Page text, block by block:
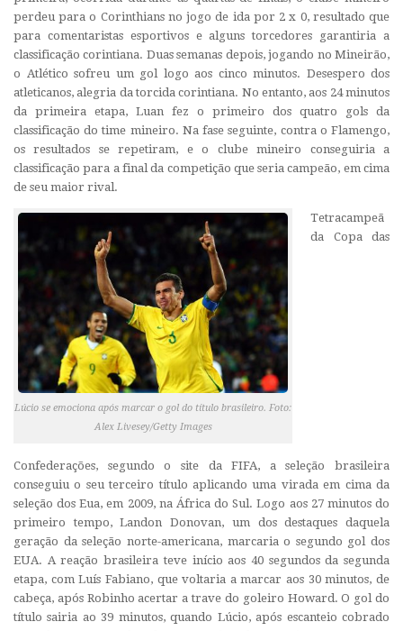
perdeu para o Corinthians no jogo de ida por 2 x 0, resultado que
para comentaristas esportivos e alguns torcedores garantiria a
classificação corintiana. Duas semanas depois, jogando no Mineirão,
o Atlético sofreu um gol logo aos cinco minutos. Desespero dos
atleticanos, alegria da torcida corintiana. No entanto, aos 24 minutos
da primeira etapa, Luan fez o primeiro dos quatro gols da
classificação do time mineiro. Na fase seguinte, contra o Flamengo,
os resultados se repetiram, e o clube mineiro conseguiria a
classificação para a final da competição que seria campeão, em cima
de seu maior rival.
Lúcio se emociona após marcar o gol do título brasileiro. Foto:
Alex Livesey/Getty Images
Tetracampeã
da Copa das
Confederações, segundo o site da FIFA, a seleção brasileira
conseguiu o seu terceiro título aplicando uma virada em cima da
seleção dos Eua, em 2009, na África do Sul. Logo aos 27 minutos do
primeiro tempo, Landon Donovan, um dos destaques daquela
geração da seleção norte-americana, marcaria o segundo gol dos
EUA. A reação brasileira teve início aos 40 segundos da segunda
etapa, com Luís Fabiano, que voltaria a marcar aos 30 minutos, de
cabeça, após Robinho acertar a trave do goleiro Howard. O gol do
título sairia ao 39 minutos, quando Lúcio, após escanteio cobrado